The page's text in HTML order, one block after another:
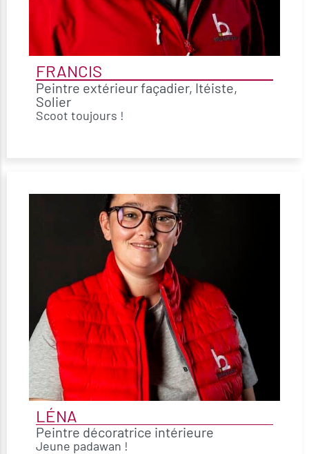
FRANCIS
Peintre extérieur façadier, Itéiste,
Solier
Scoot toujours !
LÉNA
Peintre décoratrice intérieure
Jeune padawan !